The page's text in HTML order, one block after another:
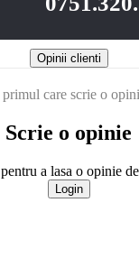
Opinii clienti
care scrie o
Scrie o opinie
a lasa o opinie
Login